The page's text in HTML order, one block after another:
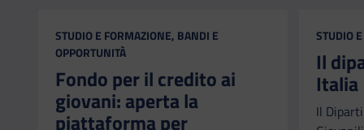
CATEGORIA:
STUDIO E FORMAZIONE, BANDI E
OPPORTUNITÀ
Fondo per il credito ai
giovani: aperta la
piattaforma per
STUDIO
Il
Italia
Il